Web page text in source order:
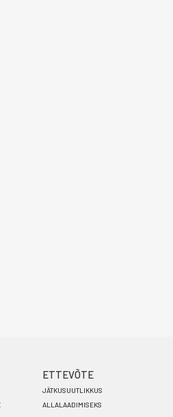
ETTEVÕTE
JÄTKUSUUTLIKKUS
ALLALAADIMISEKS